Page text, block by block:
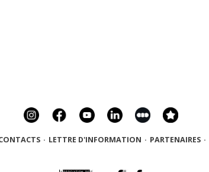
· LETTRE D'INFORMATION · PARTENAIRES ·